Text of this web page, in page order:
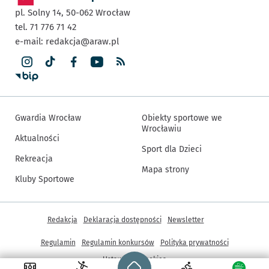
Strona główna - wroclaw.pl
pl. Solny 14, 50-062 Wrocław
tel. 71 776 71 42
e-mail: redakcja@araw.pl
Gwardia Wrocław
Aktualności
Rekreacja
Kluby Sportowe
Obiekty sportowe we
Wrocławiu
Sport dla Dzieci
Mapa strony
Inne informacje
Redakcja Deklaracja dostępności Newsletter
Regulamin Regulamin konkursów
Polityka prywatności
Ustawienia cookies